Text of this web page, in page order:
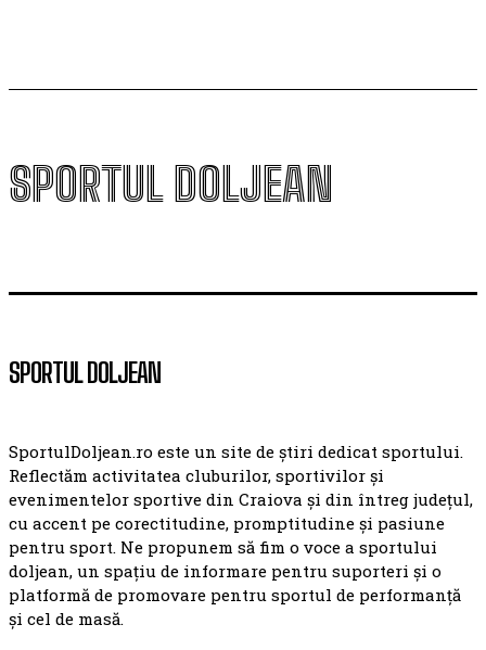
SPORTUL DOLJEAN
SPORTUL DOLJEAN
SportulDoljean.ro este un site de știri dedicat sportului.
Reflectăm activitatea cluburilor, sportivilor și
evenimentelor sportive din Craiova și din întreg județul,
cu accent pe corectitudine, promptitudine și pasiune
pentru sport. Ne propunem să fim o voce a sportului
doljean, un spațiu de informare pentru suporteri și o
platformă de promovare pentru sportul de performanță
și cel de masă.